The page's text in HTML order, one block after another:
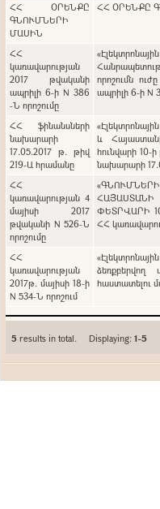
ՀՀ ՕՐԵՆՔԸ
ԳՆՈՒՄՆԵՐԻ
ՄԱՍԻՆ
ՀՀ ՕՐԵՆՔԸ
ՀՀ
կառավարության
2017 թվականի
ապրիլի 6-ի N 386
-Ն որոշումը
որոշումն
ապրիլի 6-ի N
ՀՀ ֆինանսների
նախարարի
17.05.2017 թ. թիվ
219-Ա հրամանը
և
հունվարի 10-
նախարարի
ՀՀ
կառավարության 4
մայիսի 2017
թվականի N 526-Ն
որոշումը
ՓԵՏՐՎԱՐԻ
ՀՀ
ՀՀ
կառավարության
2017թ. մայիսի 18-ի
N 534-Ն որոշում
ձեռքբերվող
հաստատելու
5 results in total. Displaying:1-5